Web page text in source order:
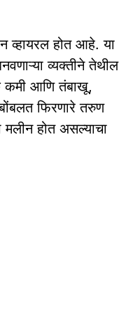
होत आहे. या
व्यक्तीने तेथील
कमी आणि तंबाखू,
फिरणारे तरुण
मलीन होत असल्याचा